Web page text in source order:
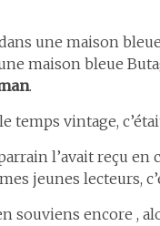
une maison
maison bleue
.
temps vintage,
l’avait reçu en
jeunes lecteurs,
souviens encore ,